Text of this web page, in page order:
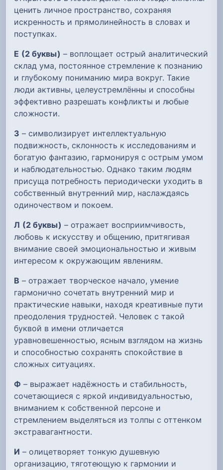
ценить личное пространство, сохраняя
искренность и прямолинейность в словах и
поступках.
Е (2 буквы) – воплощает острый аналитический
склад ума, постоянное стремление к познанию
и глубокому пониманию мира вокруг. Такие
люди активны, целеустремлённы и способны
эффективно разрешать конфликты и любые
сложности.
З – символизирует интеллектуальную
подвижность, склонность к исследованиям и
богатую фантазию, гармонируя с острым умом
и наблюдательностью. Однако таким людям
присуща потребность периодически уходить в
собственный внутренний мир, наслаждаясь
одиночеством и покоем.
Л (2 буквы) – отражает восприимчивость,
любовь к искусству и общению, притягивая
внимание своей эмоциональностью и живым
интересом к окружающим явлениям.
В – отражает творческое начало, умение
гармонично сочетать внутренний мир и
практические навыки, находя креативные пути
преодоления трудностей. Человек с такой
буквой в имени отличается
уравновешенностью, ясным взглядом на жизнь
и способностью сохранять спокойствие в
сложных ситуациях.
Ф – выражает надёжность и стабильность,
сочетающиеся с яркой индивидуальностью,
вниманием к собственной персоне и
стремлением выделяться из толпы с оттенком
экстравагантности.
И – олицетворяет тонкую душевную
организацию, тяготеющую к гармонии и